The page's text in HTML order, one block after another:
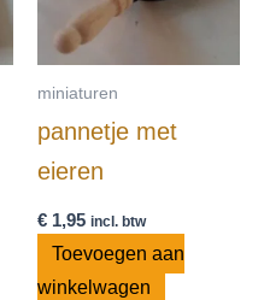
miniaturen
pannetje met
eieren
€1,95 incl. btw
Toevoegen aan
winkelwagen